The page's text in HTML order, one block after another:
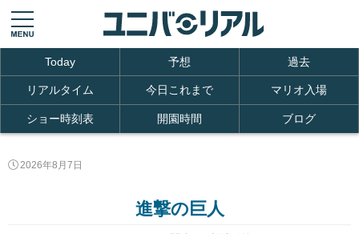
Today 予想 過去
リアルタイム 今日これまで マリオ入場
ショー時刻表 開園時間 ブログ
2026年8月7日
進撃の巨人